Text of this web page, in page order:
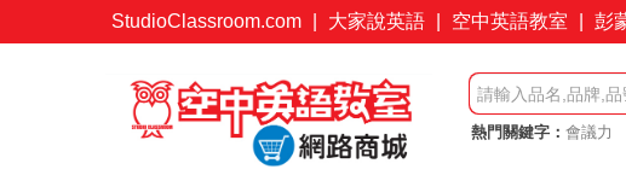
StudioClassroom.com 大家說英語 空中英語教室 彭
熱門關鍵字： 會議力